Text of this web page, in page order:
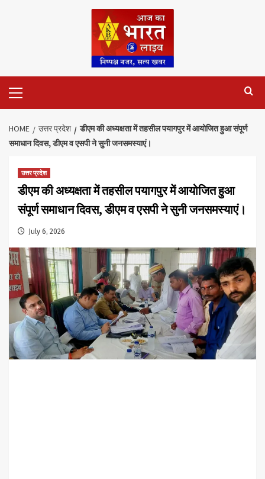
Menu
HOME उत्तर प्रदेश
डीएम की अध्यक्षता में तहसील पयागपुर में आयोजित हुआ संपूर्ण
समाधान दिवस, डीएम व एसपी ने सुनी जनसमस्याएं।
उत्तर प्रदेश
डीएम की अध्यक्षता में तहसील पयागपुर में आयोजित हुआ
संपूर्ण समाधान दिवस, डीएम व एसपी ने सुनी जनसमस्याएं।
July 6, 2026